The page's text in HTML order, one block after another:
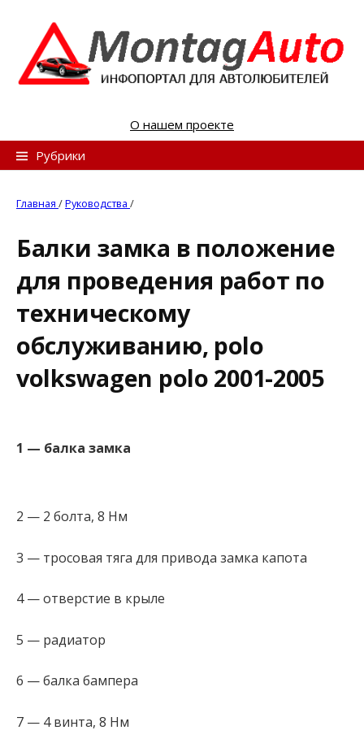
n
О нашем проекте
Рубрики
и
:
Главная /Руководства /
Балки замка в положение
для проведения работ по
техническому
обслуживанию, polo
volkswagen polo 2001-2005
1 — балка замка
2 — 2 болта, 8 Нм
3 — тросовая тяга для привода замка капота
4 — отверстие в крыле
5 — радиатор
6 — балка бампера
7 — 4 винта, 8 Нм